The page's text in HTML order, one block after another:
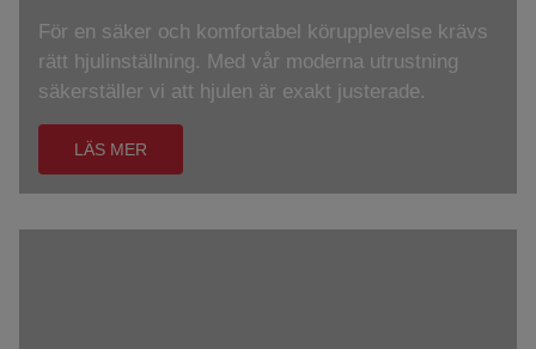
För en säker och komfortabel körupplevelse krävs
rätt hjulinställning. Med vår moderna utrustning
säkerställer vi att hjulen är exakt justerade.
LÄS MER